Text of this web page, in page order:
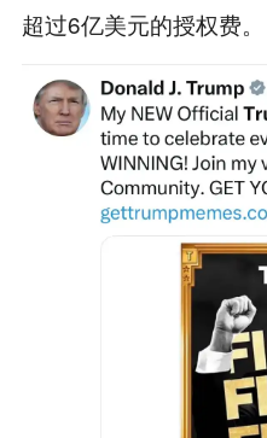
超过6亿美元的授权费。